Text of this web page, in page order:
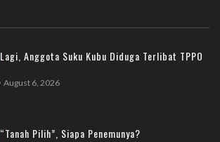
Lagi, Anggota Suku Kubu Diduga Terlibat TPPO
August 6, 2026
“Tanah Pilih”, Siapa Penemunya?